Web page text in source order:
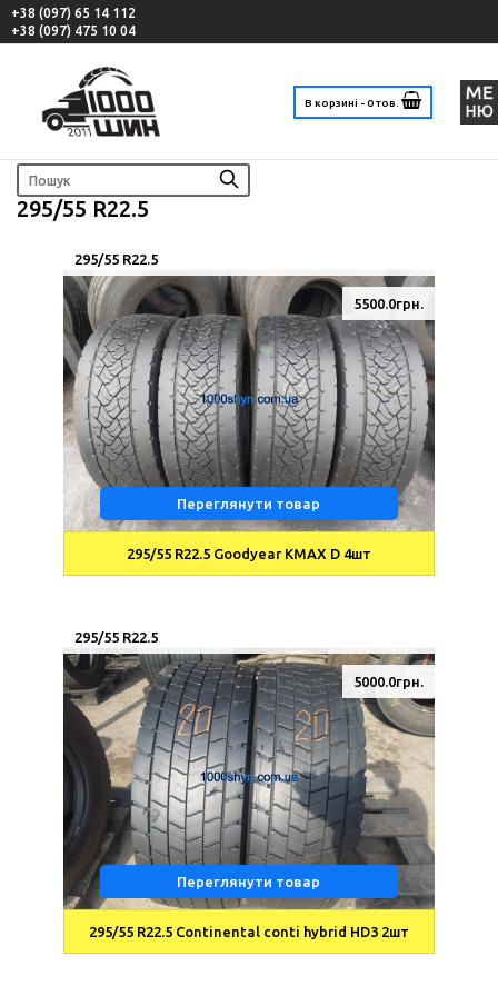
+38 (097) 65 14 112
+38 (097) 475 10 04
В корзині - 0 тов.
295/55 R22.5
295/55 R22.5
5500.0грн.
Переглянути товар
295/55 R22.5 Goodyear KMAX D 4шт
295/55 R22.5
5000.0грн.
Переглянути товар
295/55 R22.5 Continental conti hybrid HD3 2шт